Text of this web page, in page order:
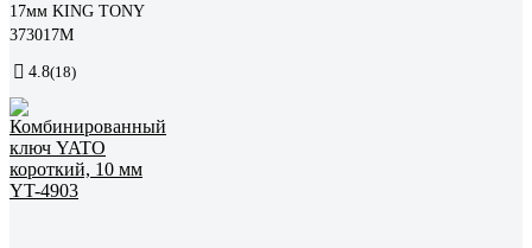
17мм KING TONY
373017M
4.8(18)